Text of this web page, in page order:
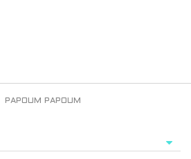
PAPOUM PAPOUM